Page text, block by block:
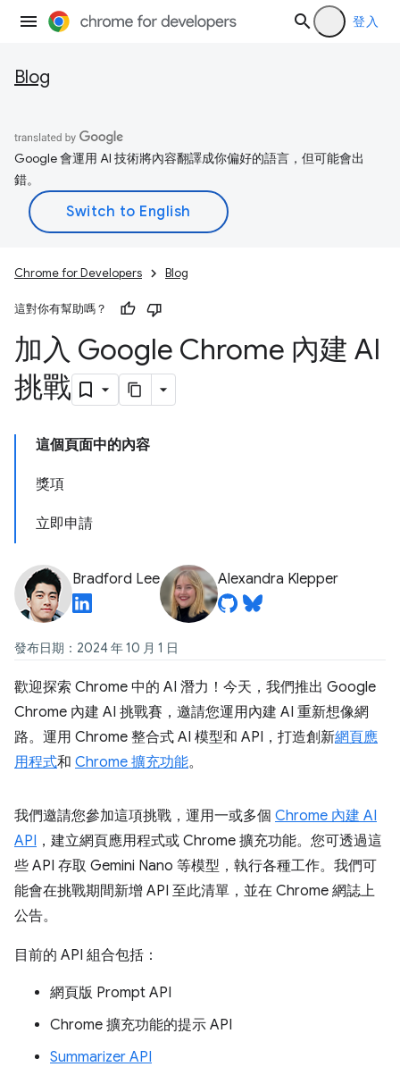
登入
Blog
Google 會運用 AI 技術將內容翻譯成你偏好的語言，但可能會出
錯。
Chrome for Developers Blog
這對你有幫助嗎？
加入 Google Chrome 內建 AI
挑戰
這個頁面中的內容
獎項
立即申請
Bradford Lee Alexandra Klepper
發布日期：2024 年 10 月 1 日
歡迎探索 Chrome 中的 AI 潛力！今天，我們推出 Google
Chrome 內建 AI 挑戰賽，邀請您運用內建 AI 重新想像網
路。運用 Chrome 整合式 AI 模型和 API，打造創新網頁應
用程式和 Chrome 擴充功能。
我們邀請您參加這項挑戰，運用一或多個 Chrome 內建 AI
API ，建立網頁應用程式或 Chrome 擴充功能。您可透過這
些 API 存取 Gemini Nano 等模型，執行各種工作。我們可
能會在挑戰期間新增 API 至此清單，並在 Chrome 網誌上
公告。
目前的 API 組合包括：
網頁版 Prompt API
Chrome 擴充功能的提示 API
Summarizer API